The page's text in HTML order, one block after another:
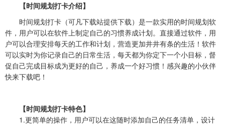
【时间规划打卡介绍】
时间规划打卡（可凡下载站提供下载）是一款实用的时间规划软
件，用户可以在软件上制定自己的习惯养成计划。直接通过软件，用
户可以合理安排每天的工作和计划，营造更加井井有条的生活！软件
可以实时为你记录自己的日常生活，每天都为你定下一个小目标，督
促自己完成目标成为更好的自己，养成一个好习惯！感兴趣的小伙伴
快来下载吧！
【时间规划打卡特色】
1.更简单的操作，用户可以在这随时添加自己的任务清单，设计